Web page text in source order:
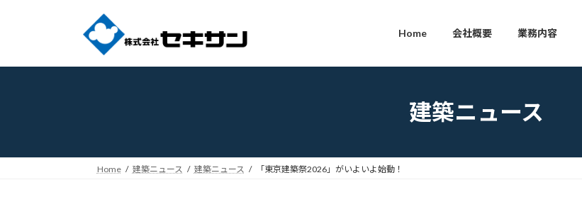
プ
動
Home 会社概要 業務内容
建築ニュース
Home 建築ニュース 建築ニュース 「東京建築祭2026」がいよいよ始動！